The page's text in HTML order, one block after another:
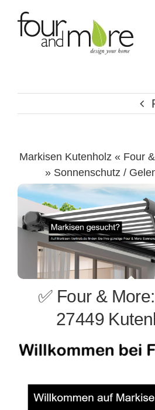
Markisen Kutenholz « Four
» Sonnenschutz /
✅ Four &
27449